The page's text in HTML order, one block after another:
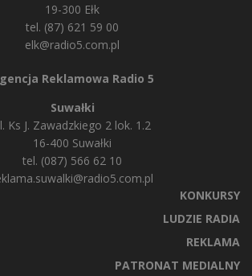
19-300 Ełk
tel. (87) 621 59 00
elk@radio5.com.pl
Reklamowa Radio 5
Suwałki
Ks J. Zawadzkiego 2 lok. 1.2
16-400 Suwałki
tel. (087) 566 62 10
KONKURSY
LUDZIE RADIA
REKLAMA
PATRONAT MEDIALNY